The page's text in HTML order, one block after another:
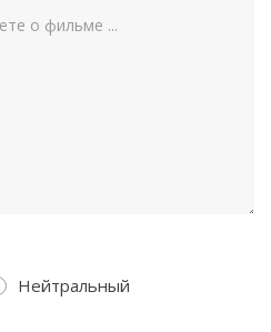
Нейтральный